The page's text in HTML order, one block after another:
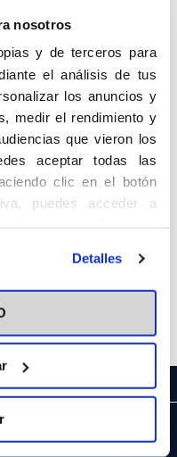
nosotros
y de terceros para
el análisis de tus
los anuncios y
medir el rendimiento y
que vieron los
aceptar todas las
clic en el botón
puedes acceder a
tus preferencias
información puedes
Detalles